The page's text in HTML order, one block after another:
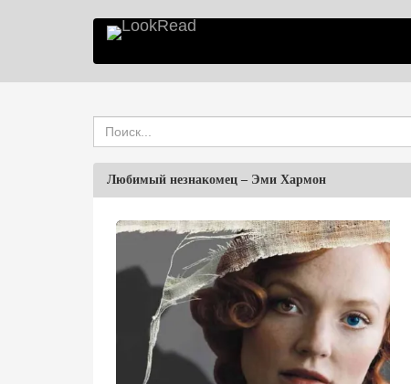
Любимый незнакомец – Эми Хармон